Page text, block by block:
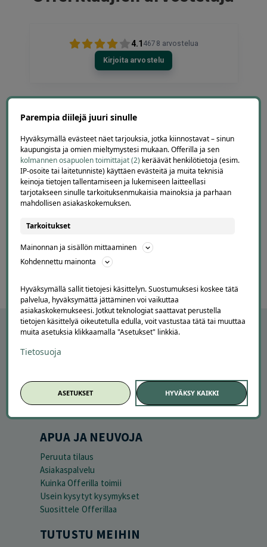
4.1 4678 arvostelua
Kirjoita arvostelu
Eija Paukkuri
Tampere
2 days ago
Maksaminen tökki ja siinä alennuksen saaminen.
Ohjelma väitti, että alennus oli jo käytetty.
Lisätty
APUA JA NEUVOJA
Peruuta tilaus
Asiakaspalvelu
Kuinka Offerilla toimii
Usein kysytyt kysymykset
Suosittele Offerillaa
TUTUSTU MEIHIN
Parempia diilejä juuri sinulle
Hyväksymällä evästeet näet tarjouksia, jotka kiinnostavat – sinun
kaupungista ja omien mieltymystesi mukaan. Offerilla ja sen
kolmannen osapuolen toimittajat (2) keräävät henkilötietoja (esim.
IP-osoite tai laitetunniste) käyttäen evästeitä ja muita teknisiä
keinoja tietojen tallentamiseen ja lukemiseen laitteellasi
tarjotakseen sinulle tarkoituksenmukaisia mainoksia ja parhaan
mahdollisen asiakaskokemuksen.
Tarkoitukset
Mainonnan ja sisällön mittaaminen
Kohdennettu mainonta
Hyväksymällä sallit tietojesi käsittelyn. Suostumuksesi koskee tätä
palvelua, hyväksymättä jättäminen voi vaikuttaa
asiakaskokemukseesi. Jotkut teknologiat saattavat perustella
tietojen käsittelyä oikeutetulla edulla, voit vastustaa tätä tai muuttaa
muita asetuksia klikkaamalla "Asetukset" linkkiä.
Tietosuoja
ASETUKSET HYVÄKSY KAIKKI